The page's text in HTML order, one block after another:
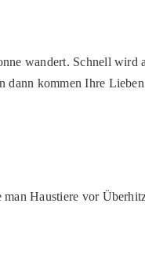
wandert. Schnell wird
dann kommen Ihre
man Haustiere vor